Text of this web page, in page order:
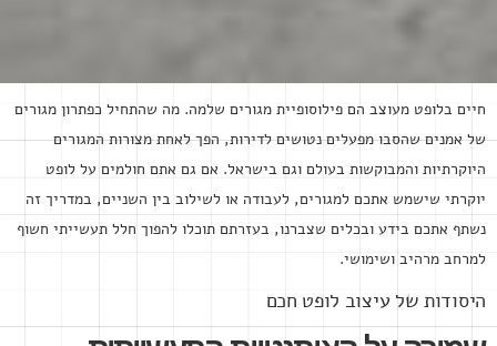
חיים בלופט מעוצב הם פילוסופיית מגורים שלמה. מה שהתחיל כפתרון מגורים
של אמנים שהסבו מפעלים נטושים לדירות, הפך לאחת מצורות המגורים
היוקרתיות והמבוקשות בעולם וגם בישראל. אם גם אתם חולמים על לופט
יוקרתי שישמש אתכם למגורים, לעבודה או לשילוב בין השניים, במדריך זה
נשתף אתכם בידע ובכלים שצברנו, בעזרתם תוכלו להפוך חלל תעשייתי חשוף
למרחב מרהיב ושימושי.
היסודות של עיצוב לופט חכם